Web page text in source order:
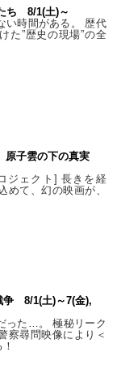
ち 8/1(土)～
い時間がある。 歴代
た”歴史の現場”の全
原子雲の下の真実
ジェクト] 長きを経
めて、幻の映画が、
8/1(土)～7(金),
った…。 極秘リーク
察尋問映像により＜